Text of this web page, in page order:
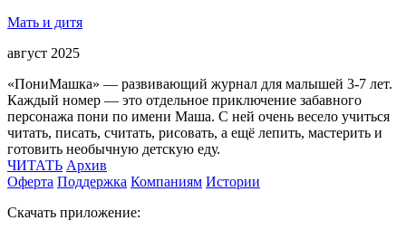
Мать и дитя
август 2025
«ПониМашка» — развивающий журнал для малышей 3-7 лет.
Каждый номер — это отдельное приключение забавного
персонажа пони по имени Маша. С ней очень весело учиться
читать, писать, считать, рисовать, а ещё лепить, мастерить и
готовить необычную детскую еду.
ЧИТАТЬ Архив
Оферта Поддержка Компаниям Истории
Скачать приложение: